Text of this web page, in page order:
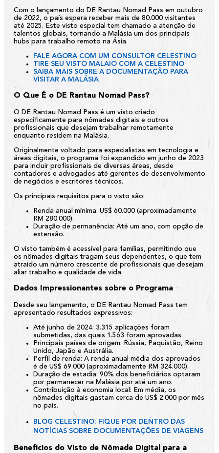
Com o lançamento do DE Rantau Nomad Pass em outubro
de 2022, o país espera receber mais de 80.000 visitantes
até 2025. Este visto especial tem chamado a atenção de
talentos globais, tornando a Malásia um dos principais
hubs para trabalho remoto na Ásia.
FALE AGORA COM UM CONSULTOR CELESTINO
TIRE SEU VISTO MALAIO COM A CELESTINO
SAIBA MAIS SOBRE A DOCUMENTAÇÃO PARA
VISITAR A MALÁSIA
O Que É o DE Rantau Nomad Pass?
O DE Rantau Nomad Pass é um visto criado
especificamente para nômades digitais e outros
profissionais que desejam trabalhar remotamente
enquanto residem na Malásia.
Originalmente voltado para especialistas em tecnologia e
áreas digitais, o programa foi expandido em junho de 2023
para incluir profissionais de diversas áreas, desde
contadores e advogados até gerentes de desenvolvimento
de negócios e escritores técnicos.
Os principais requisitos para o visto são:
Renda anual mínima: US$ 60.000 (aproximadamente
RM 280.000).
Duração de permanência: Até um ano, com opção de
extensão.
O visto também é acessível para famílias, permitindo que
os nômades digitais tragam seus dependentes, o que tem
atraído um número crescente de profissionais que desejam
aliar trabalho e qualidade de vida.
Dados Impressionantes sobre o Programa
Desde seu lançamento, o DE Rantau Nomad Pass tem
apresentado resultados expressivos:
Até junho de 2024: 3.315 aplicações foram
submetidas, das quais 1.563 foram aprovadas.
Principais países de origem: Rússia, Paquistão, Reino
Unido, Japão e Austrália.
Perfil de renda: A renda anual média dos aprovados
é de US$ 69.000 (aproximadamente RM 324.000).
Duração de estadia: 90% dos beneficiários optaram
por permanecer na Malásia por até um ano.
Contribuição à economia local: Em média, os
nômades digitais gastam cerca de US$ 2.000 por mês
no país.
BLOG CELESTINO: FIQUE POR DENTRO DAS
NOTÍCIAS SOBRE DOCUMENTAÇÕES DE VIAGENS
Benefícios do Visto de Nômade Digital para a